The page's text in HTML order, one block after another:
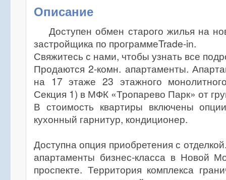
Описание
Доступен обмен старого жилья на
застройщика по программеTrade-in.
Свяжитесь с нами, чтобы узнать все
Продаются 2-комн. апартаменты.
на 17 этаже 23 этажного
Секция 1) в МФК «Тропарево Парк» от
В стоимость квартиры включены
кухонный гарнитур, кондиционер.
Доступна опция приобретения с
апартаменты бизнес-класса в Новой
проспекте. Территория комплекса